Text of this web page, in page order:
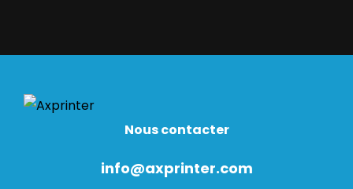
Nous contacter
info@axprinter.com